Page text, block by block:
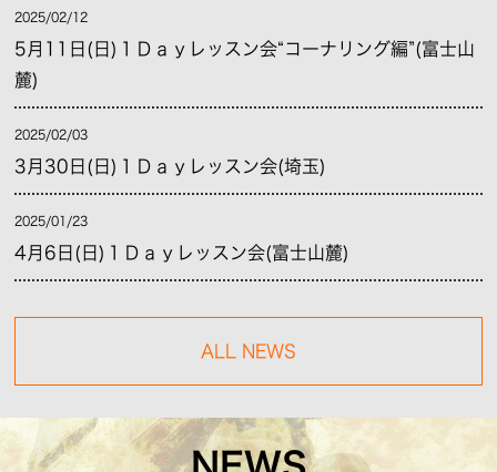
2025/02/12
5月11日(日)１Ｄａｙレッスン会“コーナリング編”(富士山
麓)
2025/02/03
3月30日(日)１Ｄａｙレッスン会(埼玉)
2025/01/23
4月6日(日)１Ｄａｙレッスン会(富士山麓)
ALL NEWS